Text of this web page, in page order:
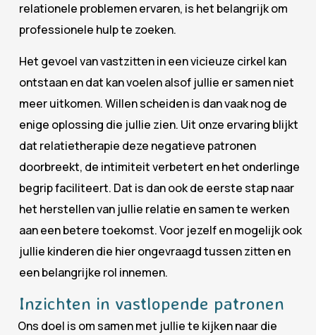
relationele problemen ervaren, is het belangrijk om
professionele hulp te zoeken.
Het gevoel van vastzitten in een vicieuze cirkel kan
ontstaan en dat kan voelen alsof jullie er samen niet
meer uitkomen. Willen scheiden is dan vaak nog de
enige oplossing die jullie zien. Uit onze ervaring blijkt
dat relatietherapie deze negatieve patronen
doorbreekt, de intimiteit verbetert en het onderlinge
begrip faciliteert. Dat is dan ook de eerste stap naar
het herstellen van jullie relatie en samen te werken
aan een betere toekomst. Voor jezelf en mogelijk ook
jullie kinderen die hier ongevraagd tussen zitten en
een belangrijke rol innemen.
Inzichten in vastlopende patronen
Ons doel is om samen met jullie te kijken naar die